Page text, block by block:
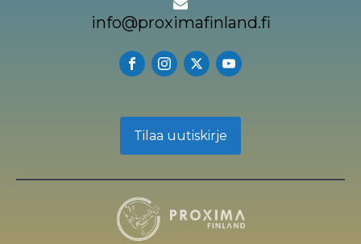
info@proximafinland.fi
Tilaa uutiskirje